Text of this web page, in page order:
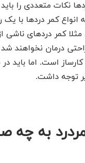
متعددی را باید مد نظر
دردها با یک روش
دردهای ناشی از درد
نخواهند شد و تنها
است. اما باید در مواجه
داشت.
به چه صورت